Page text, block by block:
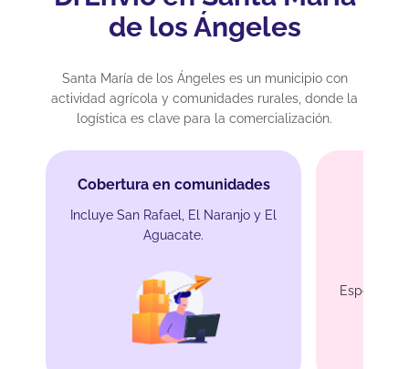
de los Ángeles
Santa María de los Ángeles es un municipio con
actividad agrícola y comunidades rurales, donde la
logística es clave para la comercialización.
Cobertura en comunidades
Incluye San Rafael, El Naranjo y El
Aguacate.
Especial